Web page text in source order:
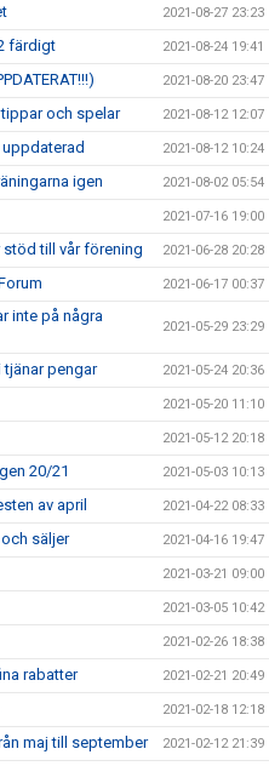
2021-08-27 23:23
färdigt 2021-08-24 19:41
2021-08-20 23:47
tippar och spelar 2021-08-12 12:07
2021-08-12 10:24
igen 2021-08-02 05:54
2021-07-16 19:00
till vår förening 2021-06-28 20:28
2021-06-17 00:37
inte på några
2021-05-29 23:29
pengar 2021-05-24 20:36
2021-05-20 11:10
2021-05-12 20:18
20/21 2021-05-03 10:13
av april 2021-04-22 08:33
säljer 2021-04-16 19:47
2021-03-21 09:00
2021-03-05 10:42
2021-02-26 18:38
rabatter 2021-02-21 20:49
2021-02-18 12:18
maj till september 2021-02-12 21:39